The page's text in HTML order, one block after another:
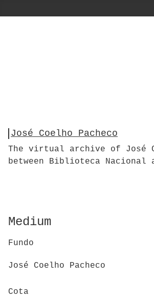
José Coelho Pacheco
The virtual archive of José
between Biblioteca
Medium
Fundo
José Coelho Pacheco
Cota